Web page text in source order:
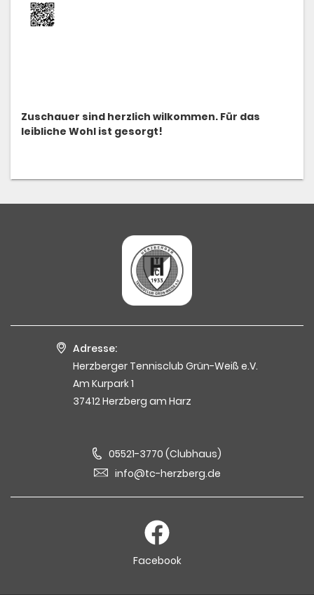
Zuschauer sind herzlich wilkommen. Für das
leibliche Wohl ist gesorgt!
Adresse:
Herzberger Tennisclub Grün-Weiß e.V.
Am Kurpark 1
37412 Herzberg am Harz
05521-3770 (Clubhaus)
info@tc-herzberg.de
Facebook